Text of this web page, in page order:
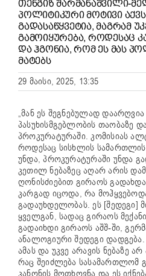
ᲗᲔᲜᲒᲘᲖ ᲨᲐᲠᲛᲐᲜᲐᲨᲕᲘᲚᲘ-
ᲞᲝᲚᲘᲢᲘᲙᲣᲠᲘ ᲛᲝᲢᲘᲕᲘ ᲐᲥᲕᲡ,
ᲒᲐᲓᲐᲡᲐᲬᲧᲕᲔᲢᲘᲐ, ᲛᲐᲒᲠᲐᲛ
ᲒᲐᲛᲝᲘᲧᲣᲠᲔᲑᲐ, ᲠᲝᲓᲔᲡᲐᲪ
ᲓᲐ ᲰᲒᲝᲜᲘᲐ, ᲠᲝᲛ ᲔᲡ ᲛᲐᲡ
ᲛᲐᲢᲔᲑᲡ
29 მაისი, 2025, 13:35
„მან ეს შეგნებულად
პასუხისმგებლობის თაობაზე
პროკურატურაში. კომისიას
როდესაც სისხლის
უნდა, პროკურატურაში უნდა
კეთილ ნებაზეც აღარ არის
ღონისძიებით გირაოს
კარგად იცოდა, რა
გადაუხდელობას. ეს [შედეგი]
ყველგან, სადაც გირაოს
გადაიხდი გირაოს აშშ-ში,
ანალოგიური შედეგი დადგება.
ამას და უკვე არავის ნებაზე
რაც შეიძლება სასამართლომ